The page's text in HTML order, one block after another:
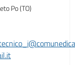
Po (TO)